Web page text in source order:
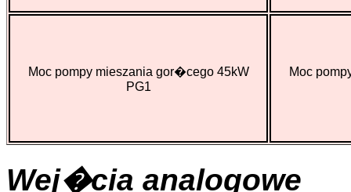
Moc pompy mieszania gor�cego 45kW
PG1
Moc
Wej�cia analogowe